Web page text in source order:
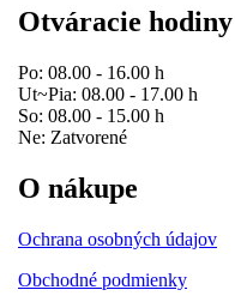
Otváracie
Po: 08.00 - 16.00 h
Ut~Pia: 08.00 - 17.00 h
So: 08.00 - 15.00 h
Ne: Zatvorené
O nákupe
Ochrana osobných údajov
Obchodné podmienky